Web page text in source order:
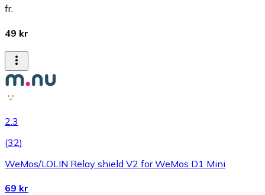
fr.
49 kr
2.3
(32)
WeMos/LOLIN Relay shield V2 for WeMos D1 Mini
69 kr